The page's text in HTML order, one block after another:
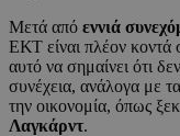
Μετά από εννιά
ΕΚΤ είναι πλέον κοντά
αυτό να σημαίνει ότι
συνέχεια, ανάλογα με
την οικονομία, όπως
Λαγκάρντ.